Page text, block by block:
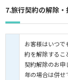
7.旅行契約の解除・
お客様はいつ
約を解除するこ
契約解除のお
年の場合は併せ